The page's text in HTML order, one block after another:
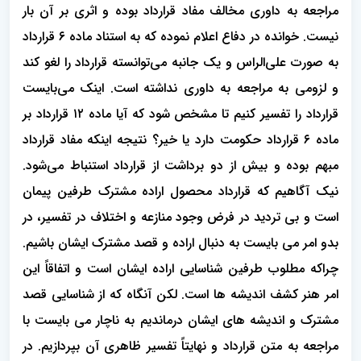
مراجعه به داوری مخالف مفاد قرارداد بوده و اثری بر آن بار
نیست. خوانده در دفاع اعلام نموده که به استناد ماده ۶ قرارداد
به صورت علی‌الراس و یک جانبه می‌توانسته قرارداد را لغو کند
و لزومی به مراجعه به داوری نداشته است. اینک می‌بایست
قرارداد را تفسیر کنیم تا مشخص شود که آیا ماده ۱۲ قرارداد بر
ماده ۶ قرارداد حکومت دارد یا خیر؟ نتیجه اینکه مفاد قرارداد
مبهم بوده و بیش از دو برداشت از قرارداد استنباط می‌شود.
نیک آگاهیم که قرارداد محصول اراده مشترک طرفین پیمان
است و بی تردید در فرض وجود منازعه و اختلاف در تفسیر، در
بدو امر می بایست به دنبال اراده و قصد مشترک ایشان باشیم.
چراکه مطلوب طرفین شناسایی اراده ایشان است و اتفاقاً این
امر هنر کشف اندیشه ها است. لکن آنگاه که از شناسایی قصد
مشترک و اندیشه های ایشان درماندیم به ناچار می بایست با
مراجعه به متن قرارداد و نهایتاً تفسیر ظاهری آن بپردازیم. در